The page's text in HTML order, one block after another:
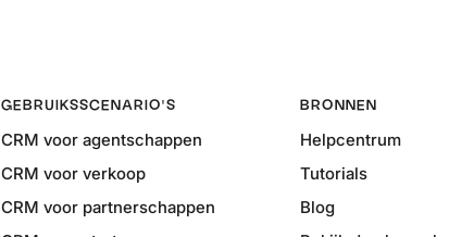
GEBRUIKSSCENARIO'S
CRM voor agentschappen
CRM voor verkoop
CRM voor partnerschappen
BRONNEN
Helpcentrum
Tutorials
Blog